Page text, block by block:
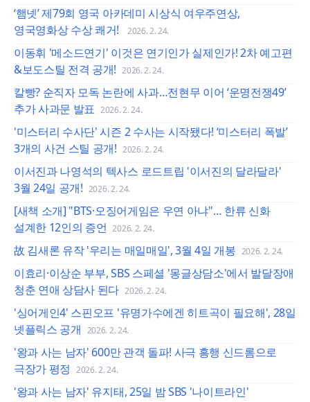
‘햄넷’ 제79회 영국 아카데미 시상식 여우주연상,
영국영화상 수상 쾌거!
2026. 2. 24.
이동휘 '메소드연기' 이것은 연기인가 실제인가! 2차 예고편
&보도스틸 전격 공개! 2026. 2. 24.
칼빵? 순직자 모독 논란에 사과…전현무 이어 ‘운명전쟁49’
추가 사과문 발표 2026. 2. 24.
'미스터리 수사단' 시즌 2 수사는 시작됐다! ‘미스터리 폭발’
3개의 사건 스틸 공개! 2026. 2. 24.
이서진과 나영석의 텍사스 로드트립 '이서진의 달라달라'
3월 24일 공개! 2026. 2. 24.
[새책 소개] "BTS·오징어게임은 우연 아냐"… 한류 신화
설계한 12인의 증언 2026. 2. 24.
故 김새론 유작 '우리는 매일매일', 3월 4일 개봉 2026. 2. 24.
이효리·이상순 부부, SBS 스페셜 '몽글상담소'에서 발달장애
청춘 연애 상담사 된다 2026. 2. 24.
'싱어게인4' 스핀오프 '유명가수에겐 히트곡이 필요해', 28일
넷플릭스 공개 2026. 2. 24.
'왕과 사는 남자' 600만 관객 돌파! 사극 흥행 신드롬으로
극장가 평정 2026. 2. 24.
'왕과 사는 남자' 유지태, 25일 밤 SBS '나이트라인'